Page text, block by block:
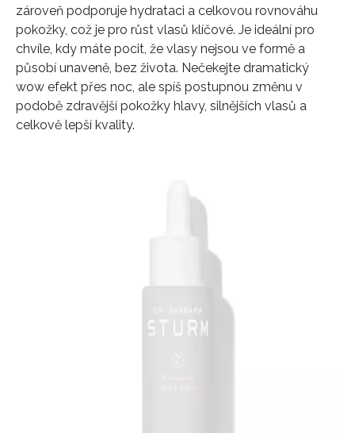
zároveň podporuje hydrataci a celkovou rovnováhu
pokožky, což je pro růst vlasů klíčové. Je ideální pro
chvíle, kdy máte pocit, že vlasy nejsou ve formě a
působí unaveně, bez života. Nečekejte dramatický
wow efekt přes noc, ale spíš postupnou změnu v
podobě zdravější pokožky hlavy, silnějších vlasů a
celkově lepší kvality.